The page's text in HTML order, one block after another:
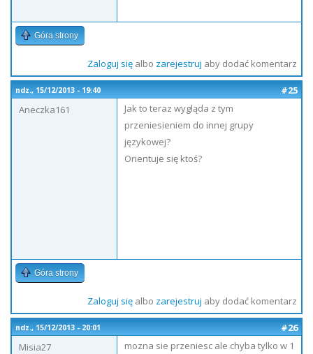
Góra strony
Zaloguj sięalbo zarejestruj aby dodać komentarz
ndz., 15/12/2013 - 19:40
#25
Aneczka161
Jak to teraz wygląda z tym
przeniesieniem do innej grupy
językowej?
Orientuje się ktoś?
Góra strony
Zaloguj sięalbo zarejestruj aby dodać komentarz
ndz., 15/12/2013 - 20:01
#26
Misia27
mozna sie przeniesc ale chyba tylko w 1